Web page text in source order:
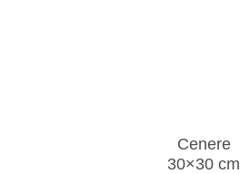
Cenere
30×30 cm